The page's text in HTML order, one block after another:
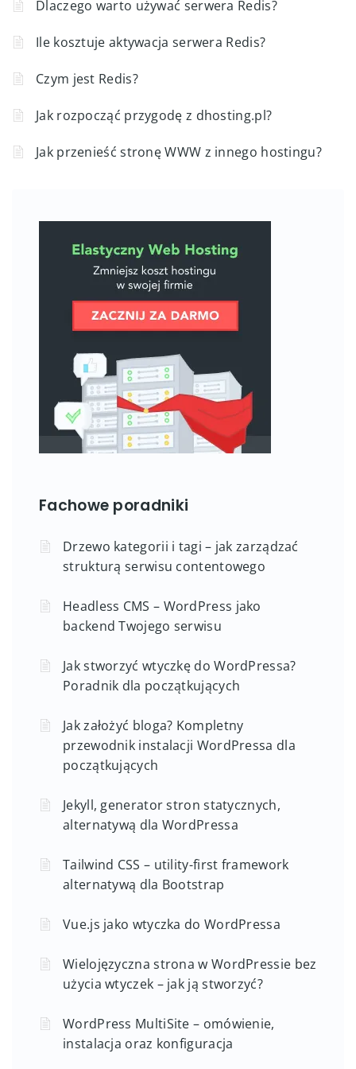
Dlaczego warto używać serwera Redis?
Ile kosztuje aktywacja serwera Redis?
Czym jest Redis?
Jak rozpocząć przygodę z dhosting.pl?
Jak przenieść stronę WWW z innego hostingu?
Fachowe poradniki
Drzewo kategorii i tagi – jak zarządzać
strukturą serwisu contentowego
Headless CMS – WordPress jako
backend Twojego serwisu
Jak stworzyć wtyczkę do WordPressa?
Poradnik dla początkujących
Jak założyć bloga? Kompletny
przewodnik instalacji WordPressa dla
początkujących
Jekyll, generator stron statycznych,
alternatywą dla WordPressa
Tailwind CSS – utility-first framework
alternatywą dla Bootstrap
Vue.js jako wtyczka do WordPressa
Wielojęzyczna strona w WordPressie bez
użycia wtyczek – jak ją stworzyć?
WordPress MultiSite – omówienie,
instalacja oraz konfiguracja